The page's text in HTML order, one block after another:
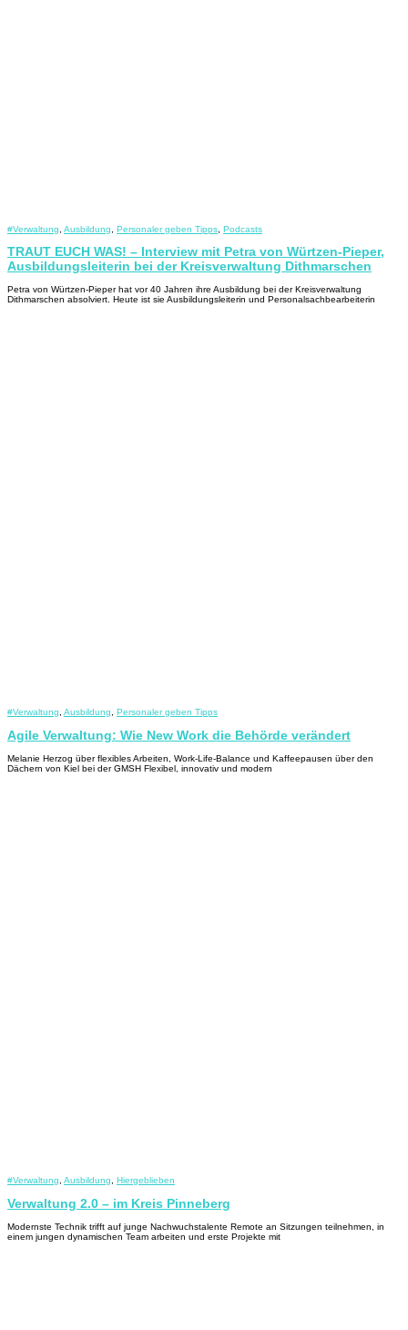
#Verwaltung Ausbildung Personaler geben Tipps Podcasts
TRAUT EUCH WAS! – Interview mit Petra von Würtzen-Pieper,
Ausbildungsleiterin bei der Kreisverwaltung Dithmarschen
Petra von Würtzen-Pieper hat vor 40 Jahren ihre Ausbildung bei der Kreisverwaltung
Dithmarschen absolviert. Heute ist sie Ausbildungsleiterin und Personalsachbearbeiterin
#Verwaltung Ausbildung Personaler geben Tipps
Agile Verwaltung: Wie New Work die Behörde verändert
Melanie Herzog über flexibles Arbeiten, Work-Life-Balance und Kaffeepausen über den
Dächern von Kiel bei der GMSH Flexibel, innovativ und modern
#Verwaltung, Ausbildung, Hiergeblieben
Verwaltung 2.0 – im Kreis Pinneberg
Modernste Technik trifft auf junge Nachwuchstalente Remote an Sitzungen teilnehmen, in
einem jungen dynamischen Team arbeiten und erste Projekte mit